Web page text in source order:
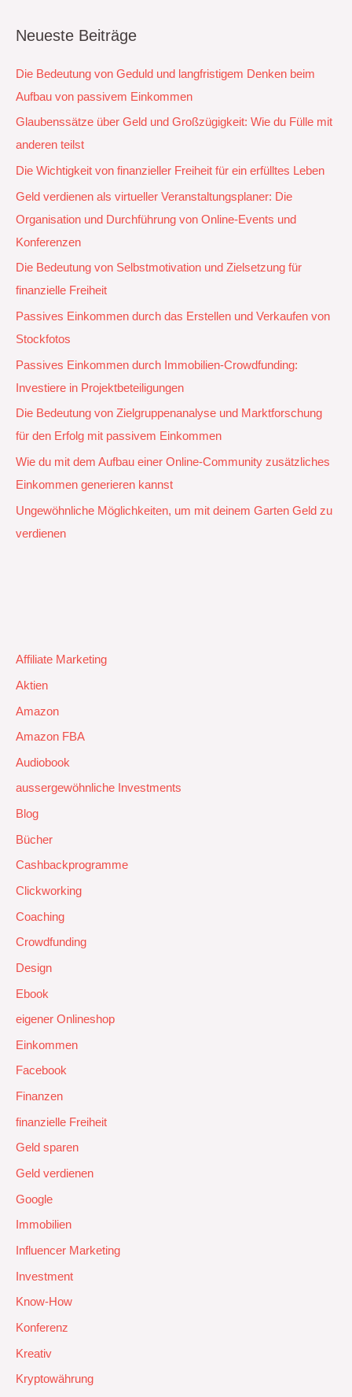
Neueste Beiträge
Die Bedeutung von Geduld und langfristigem Denken beim
Aufbau von passivem Einkommen
Glaubenssätze über Geld und Großzügigkeit: Wie du Fülle mit
anderen teilst
Die Wichtigkeit von finanzieller Freiheit für ein erfülltes Leben
Geld verdienen als virtueller Veranstaltungsplaner: Die
Organisation und Durchführung von Online-Events und
Konferenzen
Die Bedeutung von Selbstmotivation und Zielsetzung für
finanzielle Freiheit
Passives Einkommen durch das Erstellen und Verkaufen von
Stockfotos
Passives Einkommen durch Immobilien-Crowdfunding:
Investiere in Projektbeteiligungen
Die Bedeutung von Zielgruppenanalyse und Marktforschung
für den Erfolg mit passivem Einkommen
Wie du mit dem Aufbau einer Online-Community zusätzliches
Einkommen generieren kannst
Ungewöhnliche Möglichkeiten, um mit deinem Garten Geld zu
verdienen
Affiliate Marketing
Aktien
Amazon
Amazon FBA
Audiobook
aussergewöhnliche Investments
Blog
Bücher
Cashbackprogramme
Clickworking
Coaching
Crowdfunding
Design
Ebook
eigener Onlineshop
Einkommen
Facebook
Finanzen
finanzielle Freiheit
Geld sparen
Geld verdienen
Google
Immobilien
Influencer Marketing
Investment
Know-How
Konferenz
Kreativ
Kryptowährung